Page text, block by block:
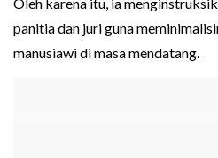
panitia dan juri guna
manusiawi di masa mendatang.